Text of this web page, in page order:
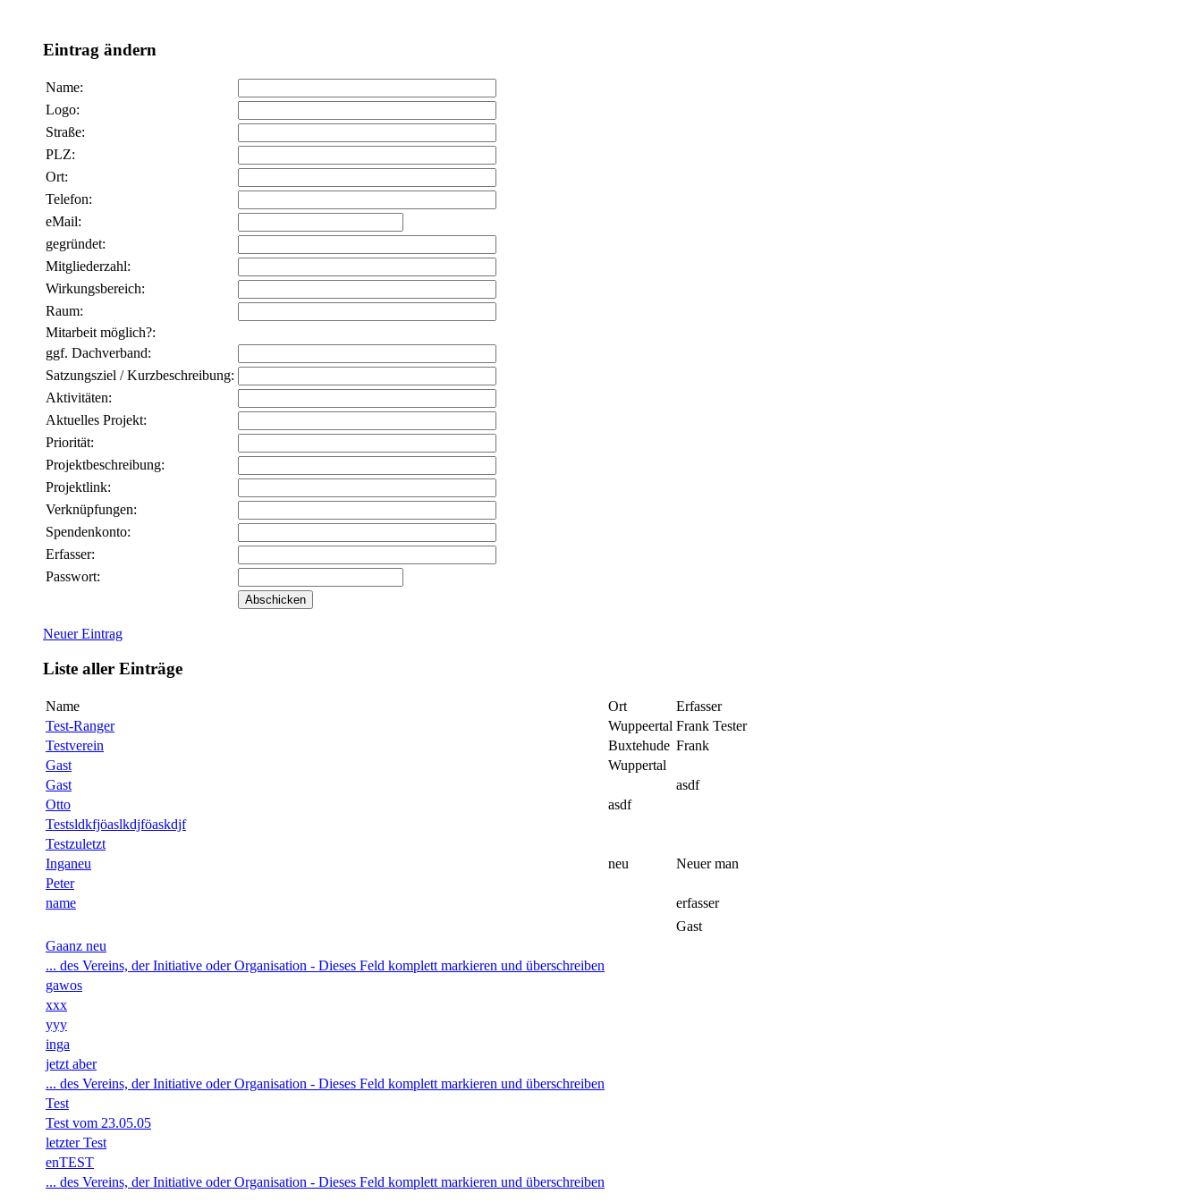
Eintrag ändern
Name:
Logo:
Straße:
PLZ:
Ort:
Telefon:
eMail:
gegründet:
Mitgliederzahl:
Wirkungsbereich:
Raum:
Mitarbeit möglich?:
ggf. Dachverband:
Satzungsziel / Kurzbeschreibung:
Aktivitäten:
Aktuelles Projekt:
Priorität:
Projektbeschreibung:
Projektlink:
Verknüpfungen:
Spendenkonto:
Erfasser:
Passwort:
Neuer Eintrag
Liste aller Einträge
Name Ort
Erfasser
Test-Ranger
Wuppeertal Frank Tester
Testverein
Buxtehude Frank
Gast
Wuppertal
Gast
asdf
Otto
asdf
Testsldkfjöaslkdjföaskdjf
Testzuletzt
Inganeu
neu
Neuer man
Peter
name
erfasser
Gast
Gaanz neu
... des Vereins, der Initiative oder Organisation - Dieses Feld komplett markieren und überschreiben
gawos
xxx
yyy
inga
jetzt aber
... des Vereins, der Initiative oder Organisation - Dieses Feld komplett markieren und überschreiben
Test
Test vom 23.05.05
letzter Test
enTEST
... des Vereins, der Initiative oder Organisation - Dieses Feld komplett markieren und überschreiben